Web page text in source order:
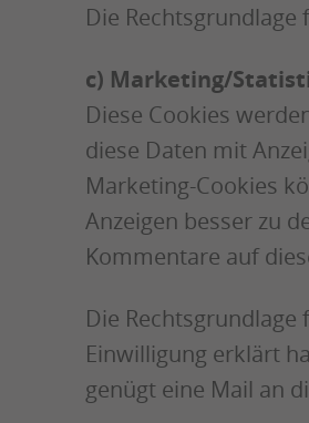
Die Rechtsgrundlage
c) Marketing/
Diese Cookies
diese Daten mit
Marketing-Cookies
Anzeigen besser zu
Kommentare auf
Die Rechtsgrundlage
Einwilligung erklärt
genügt eine Mail an